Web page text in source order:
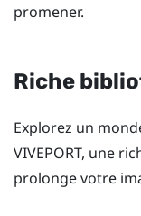
promener.
Riche
Explorez un
VIVEPORT, une
prolonge votre